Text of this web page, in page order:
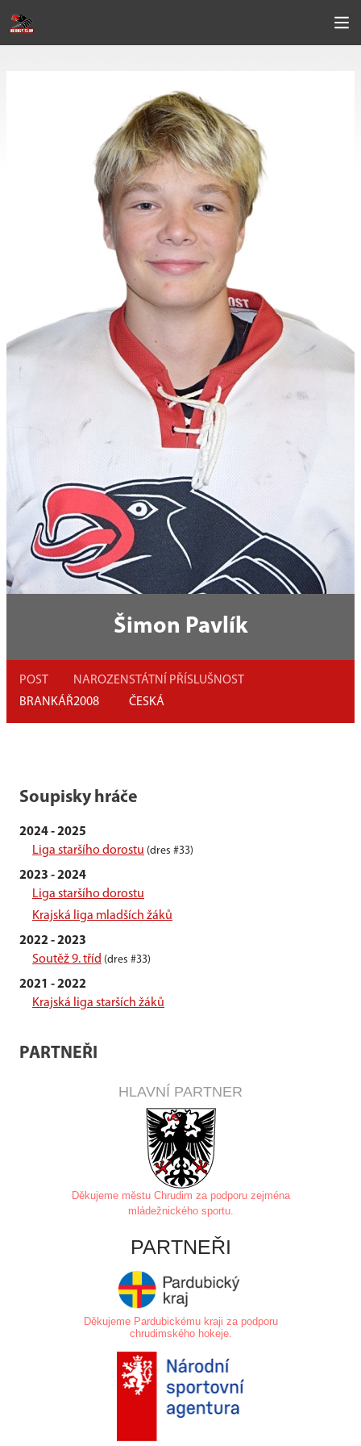
Šimon Pavlík
POST
BRANKÁŘ
NAROZEN
2008
STÁTNÍ PŘÍSLUŠNOST
ČESKÁ
Soupisky hráče
2024 - 2025
Liga staršího dorostu (dres #33)
2023 - 2024
Liga staršího dorostu
Krajská liga mladších žáků
2022 - 2023
Soutěž 9. tříd (dres #33)
2021 - 2022
Krajská liga starších žáků
PARTNEŘI
HLAVNÍ PARTNER
Děkujeme městu Chrudim za podporu zejména
mládežnického sportu.
PARTNEŘI
Děkujeme Pardubickému kraji za podporu
chrudimského hokeje.